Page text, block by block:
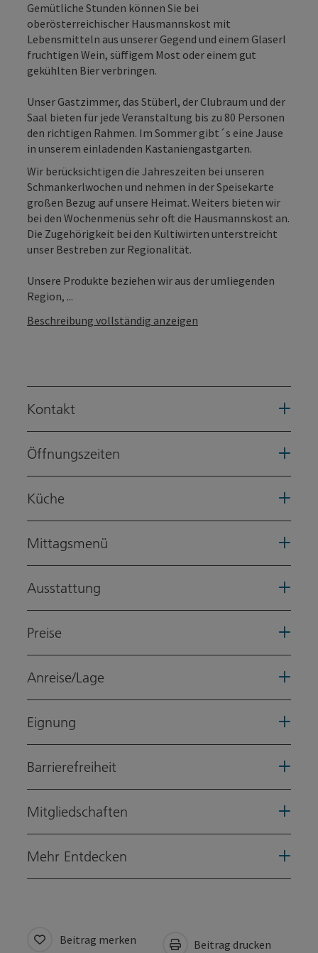
Gemütliche Stunden können Sie bei
oberösterreichischer Hausmannskost mit
Lebensmitteln aus unserer Gegend und einem Glaserl
fruchtigen Wein, süffigem Most oder einem gut
gekühlten Bier verbringen.
Unser Gastzimmer, das Stüberl, der Clubraum und der
Saal bieten für jede Veranstaltung bis zu 80 Personen
den richtigen Rahmen. Im Sommer gibt´s eine Jause
in unserem einladenden Kastaniengastgarten.
Wir berücksichtigen die Jahreszeiten bei unseren
Schmankerlwochen und nehmen in der Speisekarte
großen Bezug auf unsere Heimat. Weiters bieten wir
bei den Wochenmenüs sehr oft die Hausmannskost an.
Die Zugehörigkeit bei den Kultiwirten unterstreicht
unser Bestreben zur Regionalität.
Unsere Produkte beziehen wir aus der umliegenden
Region, ...
Beschreibung vollständig anzeigen
Kontakt
Öffnungszeiten
Küche
Mittagsmenü
Ausstattung
Preise
Anreise/Lage
Eignung
Barrierefreiheit
Mitgliedschaften
Mehr Entdecken
Beitrag merken Beitrag drucken